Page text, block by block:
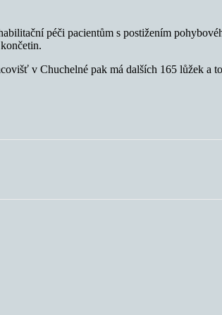
péči pacientům s postižením
v Chuchelné pak má dalších 165 lůžek a